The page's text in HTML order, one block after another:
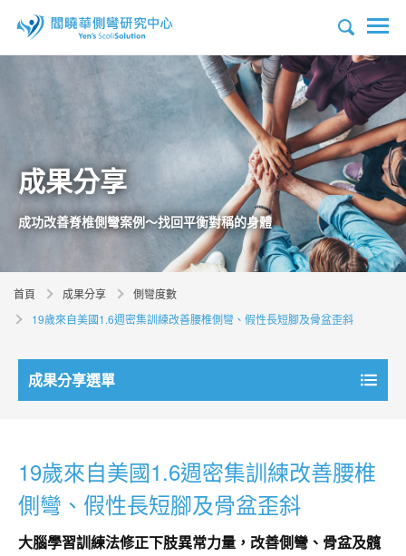
成果分享
成功改善脊椎側彎案例～找回平衡對稱的身體
首頁 成果分享
側彎度數
19歲來自美國1.6週密集訓練改善腰椎側彎、假性長短腳及骨盆歪斜
19歲來自美國1.6週密集訓練改善腰椎
側彎、假性長短腳及骨盆歪斜
大腦學習訓練法修正下肢異常力量，改善側彎、骨盆及髖
成果分享選單